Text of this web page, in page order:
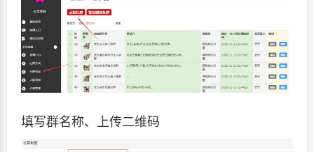
填写群名称、上传二维码